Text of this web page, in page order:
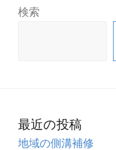
検索
最近の投稿
地域の側溝補修